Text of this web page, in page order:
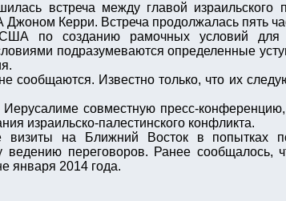
встреча между главой израильского
Керри. Встреча продолжалась пять
по созданию рамочных условий для
подразумеваются определенные
сообщаются. Известно только, что их
совместную пресс-
израильско-палестинского конфликта.
визиты на Ближний Восток в попытках
ведению переговоров. Ранее сообщалось,
января 2014 года.